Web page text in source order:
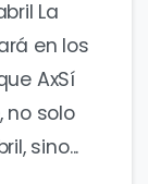
La
en los
AxSí
no solo
sino...